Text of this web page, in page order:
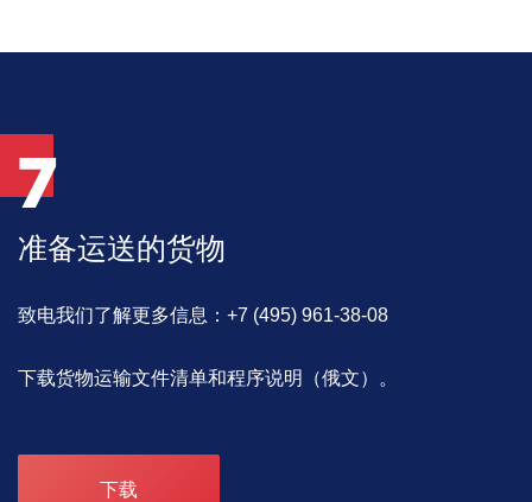
7
准备运送的货物
致电我们了解更多信息：+7 (495) 961-38-08
下载货物运输文件清单和程序说明（俄文）。
下载